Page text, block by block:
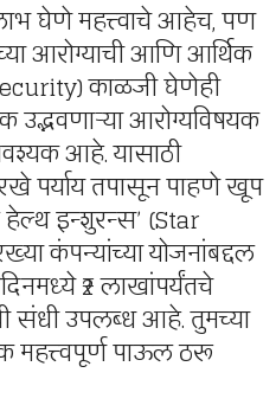
लाभ घेणे महत्त्वाचे आहेच, पण
आरोग्याची आणि आर्थिक
काळजी घेणेही
आरोग्यविषयक
आहे. यासाठी
पर्याय तपासून पाहणे खूप
हेल्थ इन्शुरन्स’ (Star
कंपन्यांच्या योजनांबद्दल
₹2 लाखांपर्यंतचे
संधी उपलब्ध आहे. तुमच्या
महत्त्वपूर्ण पाऊल ठरू